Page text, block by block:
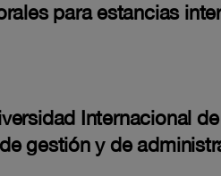
para estancias
Internacional
gestión y de